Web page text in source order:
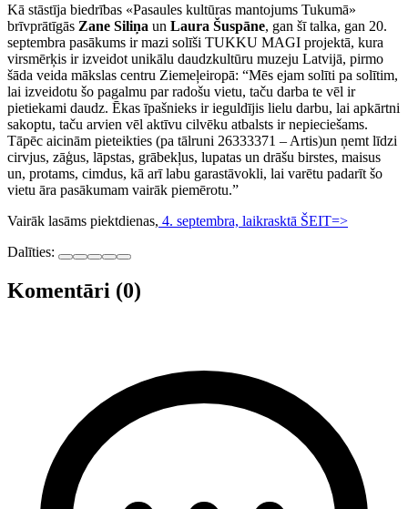
Kā stāstīja biedrības «Pasaules kultūras mantojums Tukumā»
brīvprātīgās Zane Siliņa un Laura Šuspāne, gan šī talka, gan 20.
septembra pasākums ir mazi solīši TUKKU MAGI projektā, kura
virsmērķis ir izveidot unikālu daudzkultūru muzeju Latvijā, pirmo
šāda veida mākslas centru Ziemeļeiropā: “Mēs ejam solīti pa solītim,
lai izveidotu šo pagalmu par radošu vietu, taču darba te vēl ir
pietiekami daudz. Ēkas īpašnieks ir ieguldījis lielu darbu, lai apkārtni
sakoptu, taču arvien vēl aktīvu cilvēku atbalsts ir nepieciešams.
Tāpēc aicinām pieteikties (pa tālruni 26333371 – Artis)un ņemt līdzi
cirvjus, zāģus, lāpstas, grābekļus, lupatas un drāšu birstes, maisus
un, protams, cimdus, kā arī labu garastāvokli, lai varētu padarīt šo
vietu āra pasākumam vairāk piemērotu.”
Vairāk lasāms piektdienas, 4. septembra, laikrasktā ŠEIT=>
Dalīties:
Komentāri (0)